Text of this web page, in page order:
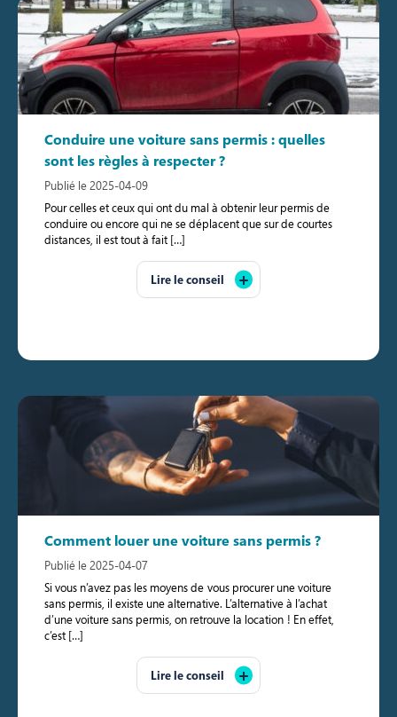
Conduire une voiture sans permis : quelles
sont les règles à respecter ?
Publié le 2025-04-09
Pour celles et ceux qui ont du mal à obtenir leur permis de
conduire ou encore qui ne se déplacent que sur de courtes
distances, il est tout à fait […]
Lire le conseil
Comment louer une voiture sans permis ?
Publié le 2025-04-07
Si vous n’avez pas les moyens de vous procurer une voiture
sans permis, il existe une alternative. L’alternative à l’achat
d’une voiture sans permis, on retrouve la location ! En effet,
c’est […]
Lire le conseil